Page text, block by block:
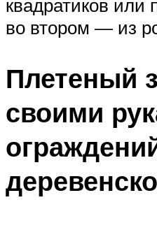
квадратиков или
во втором — из
Плетеный
своими